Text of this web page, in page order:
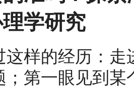
学研究
这样的经历：
；第一眼见到